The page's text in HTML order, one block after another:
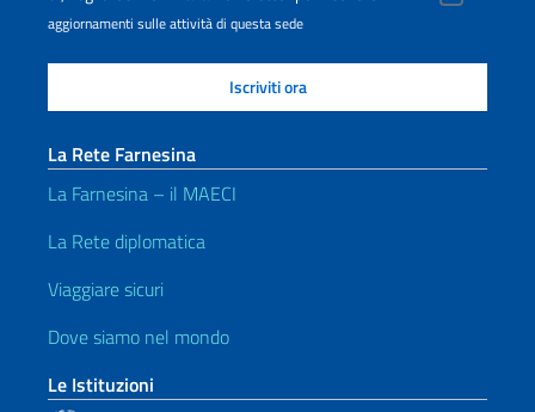
aggiornamenti sulle attività di questa sede
La Rete Farnesina
La Farnesina – il MAECI
La Rete diplomatica
Viaggiare sicuri
Dove siamo nel mondo
Le Istituzioni